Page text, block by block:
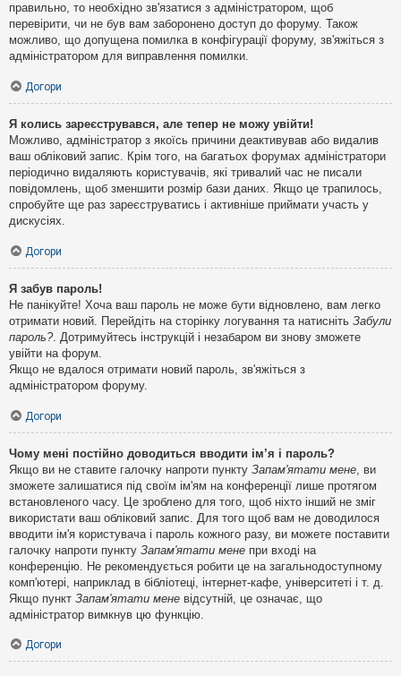
правильно, то необхідно зв'язатися з адміністратором, щоб
перевірити, чи не був вам заборонено доступ до форуму. Також
можливо, що допущена помилка в конфігурації форуму, зв'яжіться з
адміністратором для виправлення помилки.
Догори
Я колись зареєструвався, але тепер не можу увійти!
Можливо, адміністратор з якоїсь причини деактивував або видалив
ваш обліковий запис. Крім того, на багатьох форумах адміністратори
періодично видаляють користувачів, які тривалий час не писали
повідомлень, щоб зменшити розмір бази даних. Якщо це трапилось,
спробуйте ще раз зареєструватись і активніше приймати участь у
дискусіях.
Догори
Я забув пароль!
Не панікуйте! Хоча ваш пароль не може бути відновлено, вам легко
отримати новий. Перейдіть на сторінку логування та натисніть Забули
пароль?. Дотримуйтесь інструкцій і незабаром ви знову зможете
увійти на форум.
Якщо не вдалося отримати новий пароль, зв'яжіться з
адміністратором форуму.
Догори
Чому мені постійно доводиться вводити ім’я і пароль?
Якщо ви не ставите галочку напроти пункту Запам'ятати мене , ви
зможете залишатися під своїм ім'ям на конференції лише протягом
встановленого часу. Це зроблено для того, щоб ніхто інший не зміг
використати ваш обліковий запис. Для того щоб вам не доводилося
вводити ім'я користувача і пароль кожного разу, ви можете поставити
галочку напроти пункту Запам'ятати мене при вході на
конференцію. Не рекомендується робити це на загальнодоступному
комп'ютері, наприклад в бібліотеці, інтернет-кафе, університеті і т. д.
Якщо пункт Запам'ятати мене відсутній, це означає, що
адміністратор вимкнув цю функцію.
Догори